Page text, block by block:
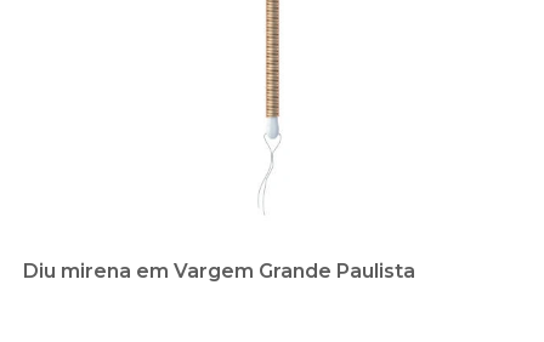
Diu mirena em Vargem Grande Paulista